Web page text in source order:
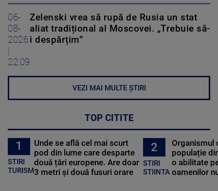
06-
08-
2026
22:09
Zelenski vrea să rupă de Rusia un stat
aliat tradițional al Moscovei. „Trebuie să-
i despărțim”
VEZI MAI MULTE ȘTIRI
TOP CITITE
1
STIRI
TURISM
Unde se află cel mai scurt
pod din lume care desparte
două țări europene. Are doar
3 metri și două fusuri orare
2
STIRI
STIINTA
Organismul
populație
o abilitate
oamenilor